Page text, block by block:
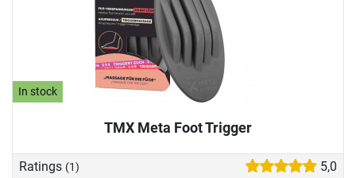
In stock
TMX Meta Foot Trigger
Ratings (1) 5,0